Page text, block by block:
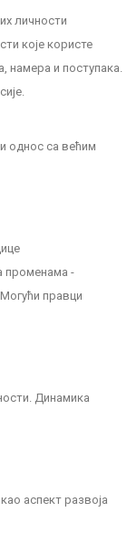
личности
које користе
намера и поступака.
однос са већим
променама -
правци
Динамика
аспект развоја